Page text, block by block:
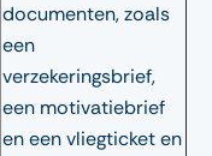
documenten, zoals
een
verzekeringsbrief,
een motivatiebrief
en een vliegticket en